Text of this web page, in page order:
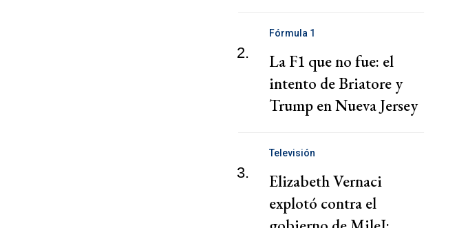
2.
Fórmula 1
La F1 que no fue: el
intento de Briatore y
Trump en Nueva Jersey
3.
Televisión
Elizabeth Vernaci
explotó contra el